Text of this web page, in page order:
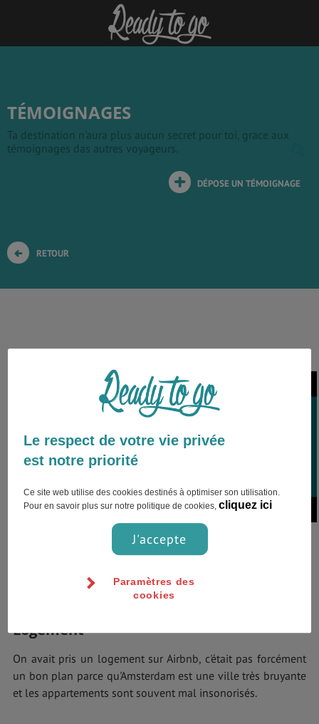
TÉMOIGNAGES
Ta destination n'aura plus aucun secret pour toi, grace aux
témoignages das autres voyageurs.
DÉPOSE UN TÉMOIGNAGE
RETOUR
Amsterdam,Pays-Bas
On avait pris un logement sur
Airbnb, c'était pas forcément un
bon plan parce qu'Amsterdam est
Logement
On avait pris un logement sur Airbnb, c'était pas forcément
un bon plan parce qu'Amsterdam est une ville très bruyante
et les appartements sont souvent mal insonorisés.
Le respect de votre vie privée
est notre priorité
Ce site web utilise des cookies destinés à optimiser son utilisation.
Pour en savoir plus sur notre politique de cookies,cliquez ici
J'accepte
Paramètres des
cookies